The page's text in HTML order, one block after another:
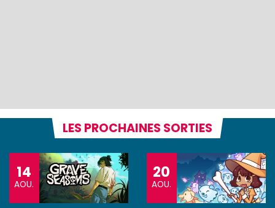
LES PROCHAINES SORTIES
14
AOU.
20
AOU.